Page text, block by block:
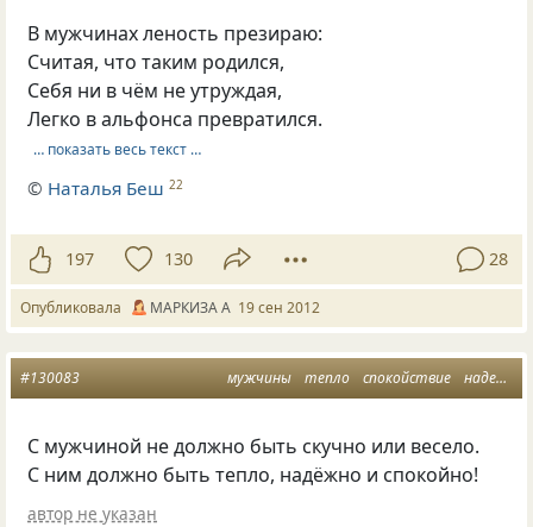
В мужчинах леность презираю:
Считая, что таким родился,
Себя ни в чём не утруждая,
Легко в альфонса превратился.
… показать весь текст …
© Наталья Беш 22
197 130 28
Опубликовала МАРКИЗА А 19 сен 2012
мужчины тепло спокойствие надежность
#130083
С мужчиной не должно быть скучно или весело.
С ним должно быть тепло, надёжно и спокойно!
автор не указан